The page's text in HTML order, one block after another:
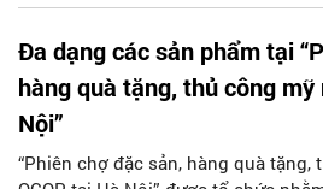
Đa dạng các sản phẩm tại
hàng quà tặng, thủ công mỹ
Nội”
“Phiên chợ đặc sản, hàng quà tặng,